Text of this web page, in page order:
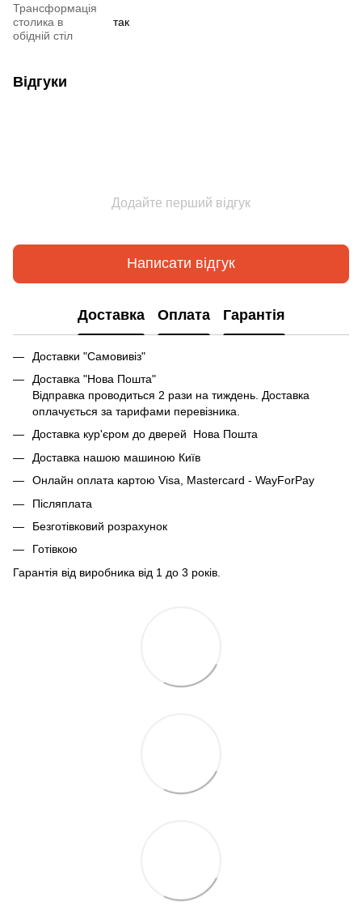
Трансформація
столика в
обідній стіл
так
Відгуки
Додайте перший відгук
Написати відгук
Доставка Оплата Гарантія
Доставки "Самовивіз"
Доставка "Нова Пошта"
Відправка проводиться 2 рази на тиждень. Доставка
оплачується за тарифами перевізника.
Доставка кур'єром до дверей Нова Пошта
Доставка нашою машиною Київ
Онлайн оплата картою Visa, Mastercard - WayForPay
Післяплата
Безготівковий розрахунок
Готівкою
Гарантія від виробника від 1 до 3 років.